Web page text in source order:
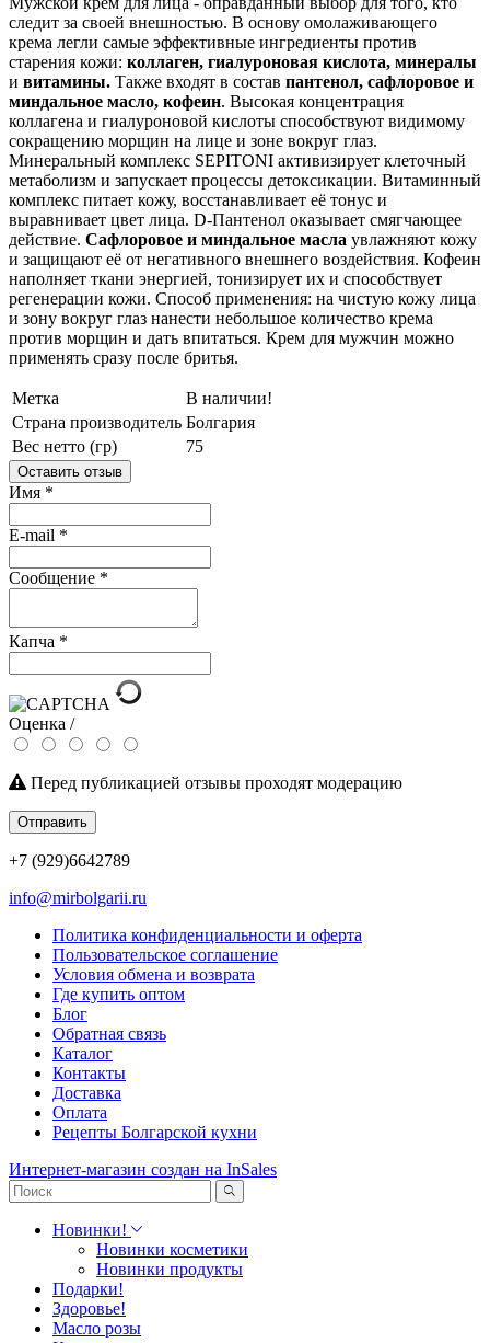
следит за своей внешностью. В основу омолаживающего
крема легли самые эффективные ингредиенты против
старения кожи: коллаген, гиалуроновая кислота, минералы
и витамины. Также входят в состав пантенол, сафлоровое и
миндальное масло, кофеин. Высокая концентрация
коллагена и гиалуроновой кислоты способствуют видимому
сокращению морщин на лице и зоне вокруг глаз.
Минеральный комплекс SEPITONI активизирует клеточный
метаболизм и запускает процессы детоксикации. Витаминный
комплекс питает кожу, восстанавливает её тонус и
выравнивает цвет лица. D-Пантенол оказывает смягчающее
действие. Сафлоровое и миндальное масла увлажняют кожу
и защищают её от негативного внешнего воздействия. Кофеин
наполняет ткани энергией, тонизирует их и способствует
регенерации кожи. Способ применения: на чистую кожу лица
и зону вокруг глаз нанести небольшое количество крема
против морщин и дать впитаться. Крем для мужчин можно
применять сразу после бритья.
Метка
В наличии!
Страна производитель Болгария
Вес нетто (гр)
75
Оставить отзыв
Имя *
E-mail *
Сообщение *
Капча *
Оценка /
Перед публикацией отзывы проходят модерацию
Отправить
+7 (929)6642789
info@mirbolgarii.ru
Политика конфиденциальности и оферта
Пользовательское соглашение
Условия обмена и возврата
Где купить оптом
Блог
Обратная связь
Каталог
Контакты
Доставка
Оплата
Рецепты Болгарской кухни
Интернет-магазин создан на InSales
Новинки!
Новинки косметики
Новинки продукты
Подарки!
Здоровье!
Масло розы